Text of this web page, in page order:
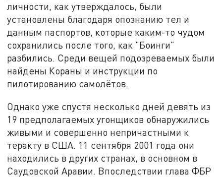
личности, как утверждалось, были
установлены благодаря опознанию тел и
данным паспортов, которые каким-то чудом
сохранились после того, как "Боинги"
разбились. Среди вещей подозреваемых были
найдены Кораны и инструкции по
пилотированию самолётов.
Однако уже спустя несколько дней девять из
19 предполагаемых угонщиков обнаружились
живыми и совершенно непричастными к
теракту в США. 11 сентября 2001 года они
находились в других странах, в основном в
Саудовской Аравии. Впоследствии глава ФБР